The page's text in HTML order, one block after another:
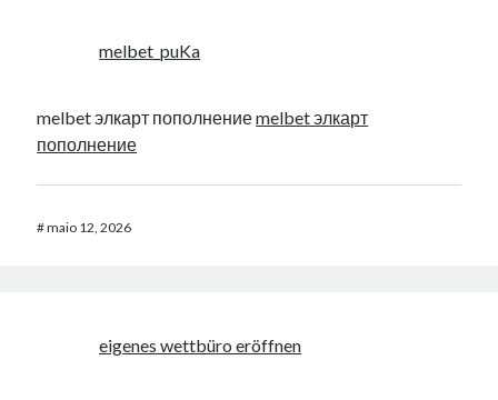
melbet_puKa
melbet элкарт пополнениеmelbet элкарт
пополнение
#maio 12, 2026
eigenes wettbüro eröffnen